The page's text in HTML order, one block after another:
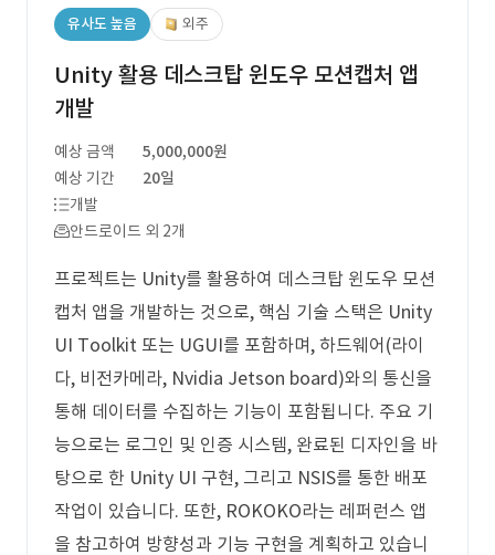
유사도 높음 외주
Unity 활용 데스크탑 윈도우 모션캡처 앱
개발
예상 금액
5,000,000원
예상 기간
20일
개발
안드로이드 외 2개
프로젝트는 Unity를 활용하여 데스크탑 윈도우 모션
캡처 앱을 개발하는 것으로, 핵심 기술 스택은 Unity
UI Toolkit 또는 UGUI를 포함하며, 하드웨어(라이
다, 비전카메라, Nvidia Jetson board)와의 통신을
통해 데이터를 수집하는 기능이 포함됩니다. 주요 기
능으로는 로그인 및 인증 시스템, 완료된 디자인을 바
탕으로 한 Unity UI 구현, 그리고 NSIS를 통한 배포
작업이 있습니다. 또한, ROKOKO라는 레퍼런스 앱
을 참고하여 방향성과 기능 구현을 계획하고 있습니